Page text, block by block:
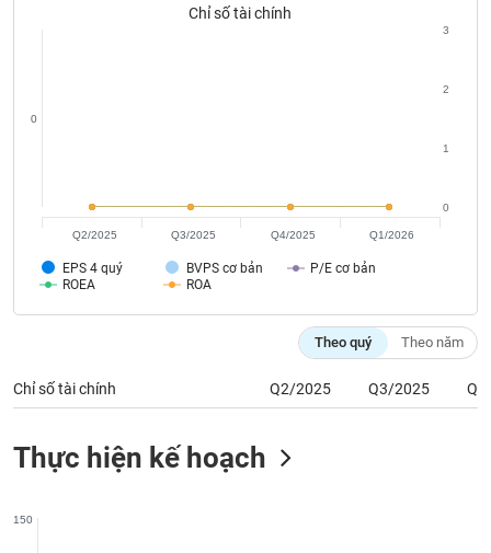
Chỉ số tài chính
EPS 4 quý BVPS cơ bản
P/E cơ bản
ROEA
ROA
0
0
1
2
3
Q2/2025 Q3/2025 Q4/2025 Q1/2026
Theo quý Theo năm
Chỉ số tài chính Q2/2025 Q3/2025
Thực hiện kế hoạch
150
Tất cả Chứng
(-)
Tin
tác
giả
phân